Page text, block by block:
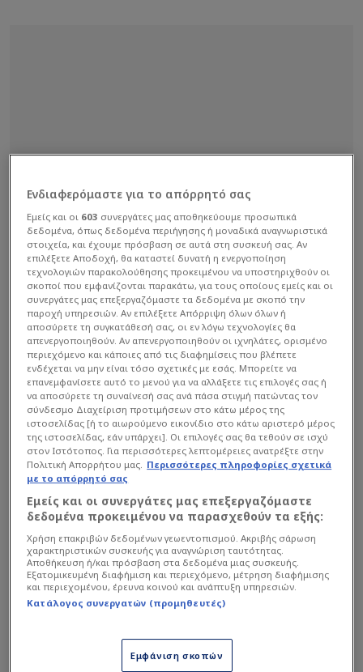
Φουλ των απουσιών ξανά για
τον Ολυμπιακό
Ο Γιώργος Μπαρτζώκας δεν είχε στη διάθεσή του
Κίναν Έβανς, τον Νικόλα Μιλουτίνοβ και τον
Μουστάφα Φαλ, που σημαίνει πως οι επιλογές
Ενδιαφερόμαστε για το απόρρητό σας
Εμείς και οι 603 συνεργάτες μας αποθηκεύουμε προσωπικά
δεδομένα, όπως δεδομένα περιήγησης ή μοναδικά αναγνωριστικά
στοιχεία, και έχουμε πρόσβαση σε αυτά στη συσκευή σας. Αν
επιλέξετε Αποδοχή, θα καταστεί δυνατή η ενεργοποίηση
τεχνολογιών παρακολούθησης προκειμένου να υποστηριχθούν οι
σκοποί που εμφανίζονται παρακάτω, για τους οποίους εμείς και οι
συνεργάτες μας επεξεργαζόμαστε τα δεδομένα με σκοπό την
παροχή υπηρεσιών. Αν επιλέξετε Απόρριψη όλων όλων ή
αποσύρετε τη συγκατάθεσή σας, οι εν λόγω τεχνολογίες θα
απενεργοποιηθούν. Αν απενεργοποιηθούν οι ιχνηλάτες, ορισμένο
περιεχόμενο και κάποιες από τις διαφημίσεις που βλέπετε
ενδέχεται να μην είναι τόσο σχετικές με εσάς. Μπορείτε να
επανεμφανίσετε αυτό το μενού για να αλλάξετε τις επιλογές σας ή
να αποσύρετε τη συναίνεσή σας ανά πάσα στιγμή πατώντας τον
σύνδεσμο Διαχείριση προτιμήσεων στο κάτω μέρος της
ιστοσελίδας [ή το αιωρούμενο εικονίδιο στο κάτω αριστερό μέρος
της ιστοσελίδας, εάν υπάρχει]. Οι επιλογές σας θα τεθούν σε ισχύ
στον Ιστότοπος. Για περισσότερες λεπτομέρειες ανατρέξτε στην
Πολιτική Απορρήτου μας. Περισσότερες πληροφορίες σχετικά
με το απόρρητό σας
Εμείς και οι συνεργάτες μας επεξεργαζόμαστε
δεδομένα προκειμένου να παρασχεθούν τα εξής:
Χρήση επακριβών δεδομένων γεωεντοπισμού. Ακριβής σάρωση
χαρακτηριστικών συσκευής για αναγνώριση ταυτότητας.
Αποθήκευση ή/και πρόσβαση στα δεδομένα μιας συσκευής.
Εξατομικευμένη διαφήμιση και περιεχόμενο, μέτρηση διαφήμισης
και περιεχομένου, έρευνα κοινού και ανάπτυξη υπηρεσιών.
Κατάλογος συνεργατών (προμηθευτές)
Εμφάνιση σκοπών